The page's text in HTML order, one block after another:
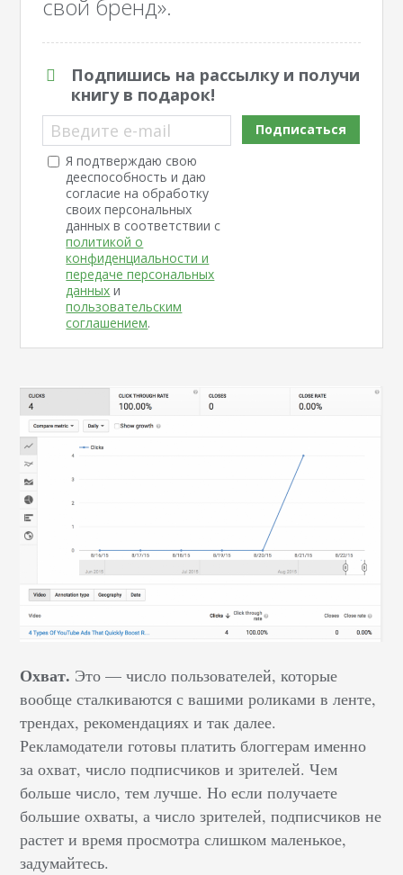
свой бренд».
Подпишись на рассылку и получи
книгу в подарок!
Введите e-mail
Я подтверждаю свою
дееспособность и даю
согласие на обработку
своих персональных
данных в соответствии с
политикой о
конфиденциальности и
передаче персональных
данных и
пользовательским
соглашением.
Подписаться
Охват. Это — число пользователей, которые
вообще сталкиваются с вашими роликами в ленте,
трендах, рекомендациях и так далее.
Рекламодатели готовы платить блоггерам именно
за охват, число подписчиков и зрителей. Чем
больше число, тем лучше. Но если получаете
большие охваты, а число зрителей, подписчиков не
растет и время просмотра слишком маленькое,
задумайтесь.